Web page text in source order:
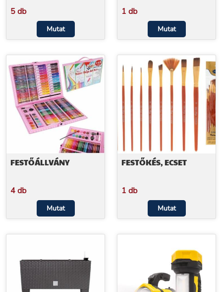
5 db
Mutat
1 db
Mutat
FESTŐÁLLVÁNY
4 db
Mutat
FESTŐKÉS, ECSET
1 db
Mutat